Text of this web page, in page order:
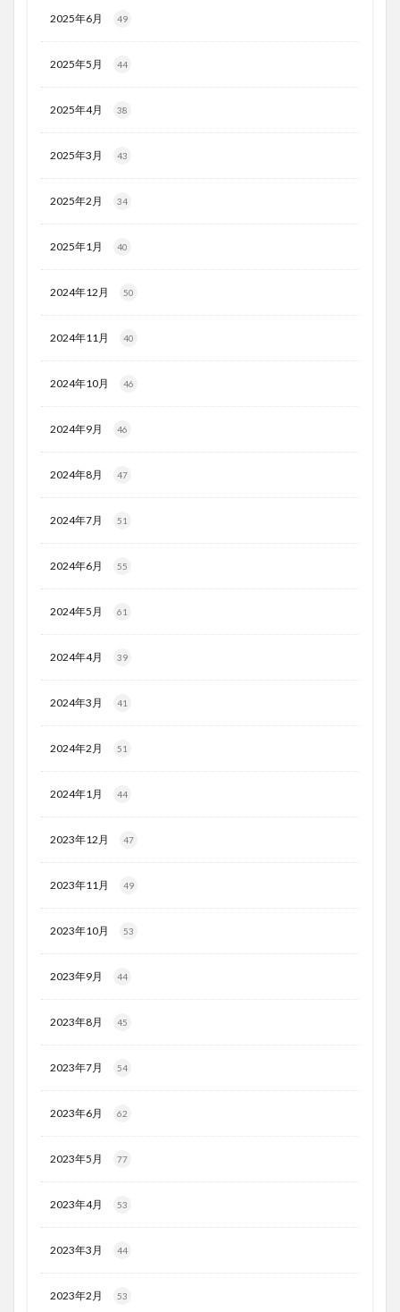
2025年6月 49
2025年5月 44
2025年4月 38
2025年3月 43
2025年2月 34
2025年1月 40
2024年12月 50
2024年11月 40
2024年10月 46
2024年9月 46
2024年8月 47
2024年7月 51
2024年6月 55
2024年5月 61
2024年4月 39
2024年3月 41
2024年2月 51
2024年1月 44
2023年12月 47
2023年11月 49
2023年10月 53
2023年9月 44
2023年8月 45
2023年7月 54
2023年6月 62
2023年5月 77
2023年4月 53
2023年3月 44
2023年2月 53